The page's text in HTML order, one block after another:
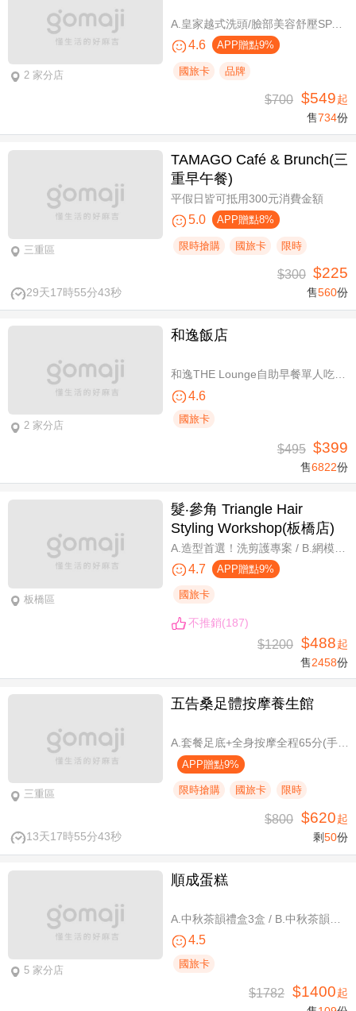
2 家分店
A.皇家越式洗頭/臉部美容舒壓SPA/舒壓採耳SPA 三選一40分(手技40分) / B.越式經典足底深層保養+去足繭+精油按摩 / C.越式純粹經典套餐(臉部美容舒壓SPA/舒壓採耳SPA二選一)全程80分(手技80分) / D.越式皇家古法按摩|全身越式精油舒壓/越式古法指壓 任選全程60分(手技60分)
4.6 APP贈點9%
國旅卡 品牌
$700 $549起
售734份
三重區
TAMAGO Café & Brunch(三
重早午餐)
平假日皆可抵用300元消費金額
5.0 APP贈點8%
限時搶購 國旅卡 限時
29天17時55分42秒
$300 $225
售560份
2 家分店
和逸飯店
和逸THE Lounge自助早餐單人吃到飽
4.6
國旅卡
$495 $399
售6822份
板橋區
髮‧參角 Triangle Hair
Styling Workshop(板橋店)
4.7 APP贈點9%
國旅卡
不推銷(187)
$1200 $488起
售2458份
三重區
五告桑足體按摩養生館
A.套餐足底+全身按摩全程65分(手技60分) / B.套餐足底+全身按摩全程95分(手技90分)
APP贈點9%
限時搶購 國旅卡 限時
13天17時55分42秒
$800 $620起
剩50份
5 家分店
順成蛋糕
4.5
國旅卡
$1782 $1400起